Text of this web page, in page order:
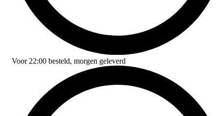
Voor 22:00 besteld, morgen geleverd